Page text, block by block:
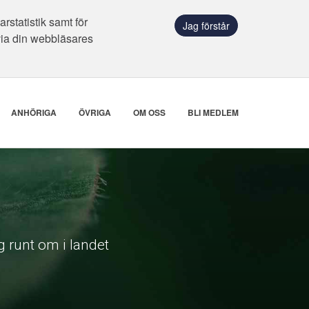
samt för
din webbläsares
Jag förstår
ANHÖRIGA ÖVRIGA OM OSS BLI MEDLEM
runt om i landet